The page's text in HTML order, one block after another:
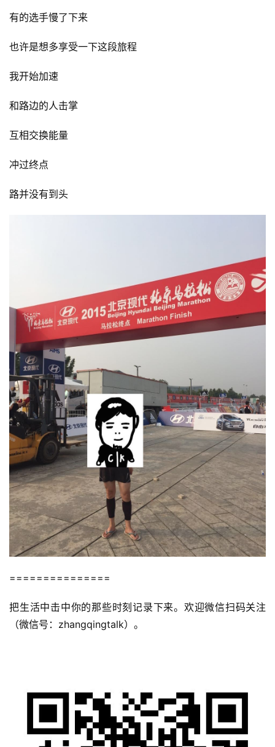
有的选手慢了下来
也许是想多享受一下这段旅程
我开始加速
和路边的人击掌
互相交换能量
冲过终点
路并没有到头
===============
把生活中击中你的那些时刻记录下来。欢迎微信扫码关注
（微信号：zhangqingtalk）。